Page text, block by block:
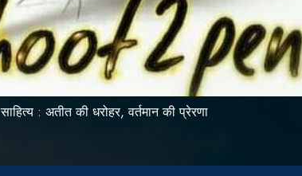
साहित्य : अतीत की धरोहर, वर्तमान की प्रेरणा